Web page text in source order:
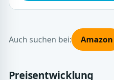
Auch suchen bei: Amazon
Preisentwicklung